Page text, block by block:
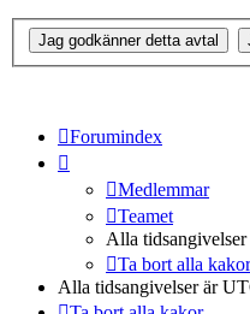
Forumindex
Medlemmar
Teamet
Alla
Ta bort alla kakor
Alla tidsangivelser är